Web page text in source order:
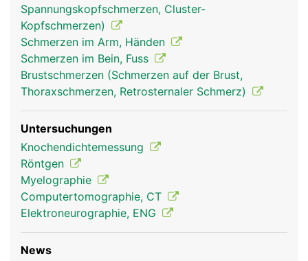
Spannungskopfschmerzen, Cluster-
Kopfschmerzen)
Schmerzen im Arm, Händen
Schmerzen im Bein, Fuss
Brustschmerzen (Schmerzen auf der Brust,
Thoraxschmerzen, Retrosternaler Schmerz)
Untersuchungen
Knochendichtemessung
Röntgen
Myelographie
Computertomographie, CT
Elektroneurographie, ENG
News